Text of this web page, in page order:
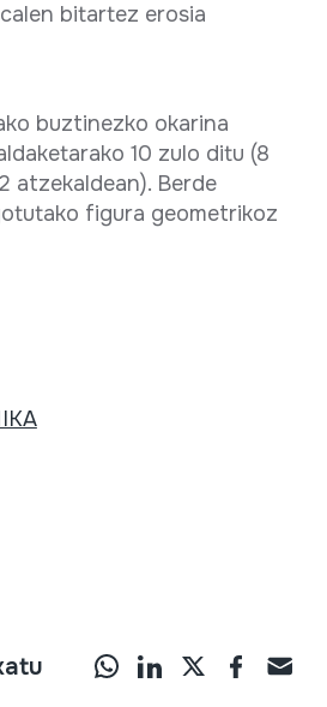
bitartez erosia
buztinezko okarina
10 zulo ditu (8
atzekaldean). Berde
figura geometrikoz